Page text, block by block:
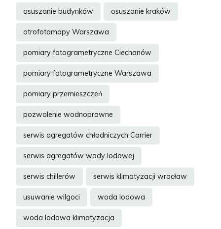
osuszanie budynków osuszanie kraków
otrofotomapy Warszawa
pomiary fotogrametryczne Ciechanów
pomiary fotogrametryczne Warszawa
pomiary przemieszczeń
pozwolenie wodnoprawne
serwis agregatów chłodniczych Carrier
serwis agregatów wody lodowej
serwis chillerów serwis klimatyzacji wrocław
usuwanie wilgoci woda lodowa
woda lodowa klimatyzacja